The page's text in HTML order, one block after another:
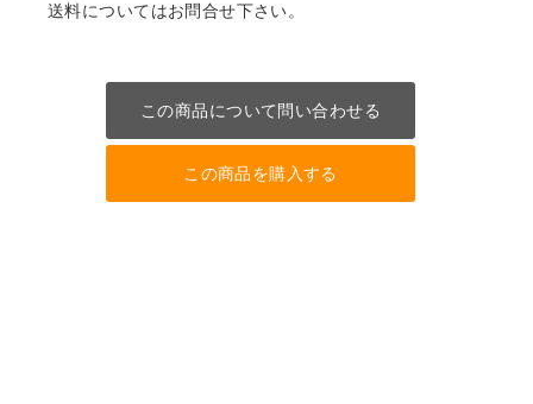
送料についてはお問合せ下さい。
この商品について問い合わせる
この商品を購入する